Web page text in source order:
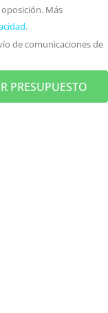
Más
.
de comunicaciones de
PRESUPUESTO